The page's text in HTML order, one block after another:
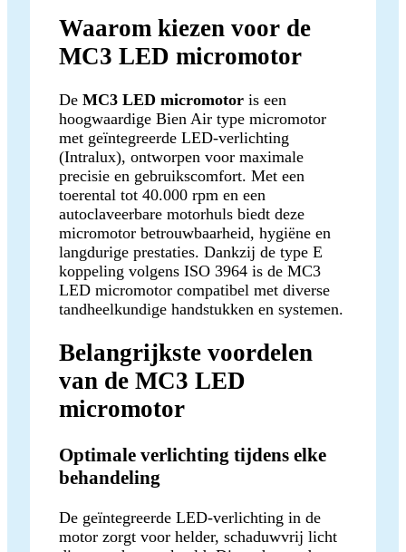
Waarom kiezen voor de
MC3 LED micromotor
De MC3 LED micromotor is een
hoogwaardige Bien Air type micromotor
met geïntegreerde LED-verlichting
(Intralux), ontworpen voor maximale
precisie en gebruikscomfort. Met een
toerental tot 40.000 rpm en een
autoclaveerbare motorhuls biedt deze
micromotor betrouwbaarheid, hygiëne en
langdurige prestaties. Dankzij de type E
koppeling volgens ISO 3964 is de MC3
LED micromotor compatibel met diverse
tandheelkundige handstukken en systemen.
Belangrijkste voordelen
van de MC3 LED
micromotor
Optimale verlichting tijdens elke
behandeling
De geïntegreerde LED-verlichting in de
motor zorgt voor helder, schaduwvrij licht